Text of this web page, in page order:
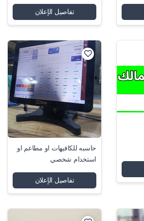
تفاصيل الإعلان
حاسبه للكافيهات او مطاعم او
استخدام شخصي
تفاصيل الإعلان